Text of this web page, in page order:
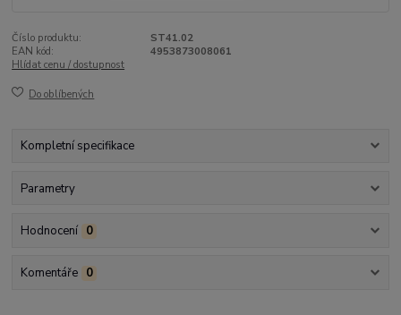
Číslo produktu:
ST41.02
EAN kód:
4953873008061
Hlídat cenu / dostupnost
Do oblíbených
Kompletní specifikace
Parametry
Hodnocení 0
Komentáře 0